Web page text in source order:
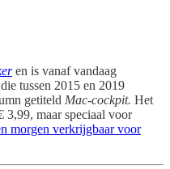
en is vanaf vandaag
tussen 2015 en 2019
getiteld Mac-cockpit. Het
3,99, maar speciaal voor
morgen verkrijgbaar voor